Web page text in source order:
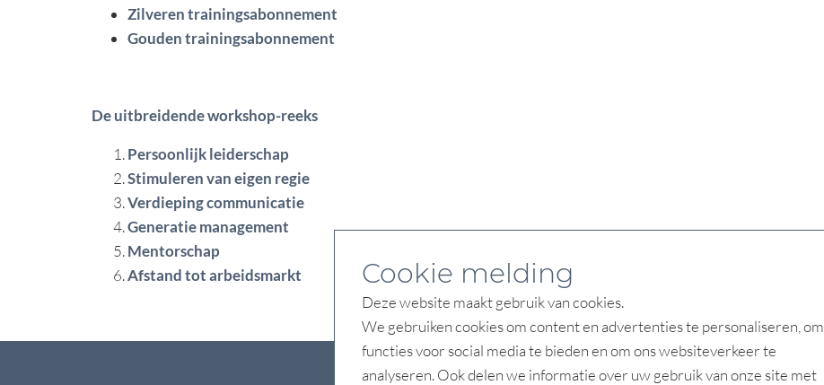
Zilveren trainingsabonnement
Gouden trainingsabonnement
De uitbreidende workshop-reeks
Persoonlijk leiderschap
Stimuleren van eigen regie
Verdieping communicatie
Generatie management
Mentorschap
Afstand tot arbeidsmarkt
Cookie melding
Deze website maakt gebruik van cookies.
We gebruiken cookies om content en advertenties te personaliseren, om
functies voor social media te bieden en om ons websiteverkeer te
analyseren. Ook delen we informatie over uw gebruik van onze site met